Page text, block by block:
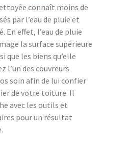
connaît moins de
par l’eau de pluie et
En effet, l’eau de pluie
la surface supérieure
que les biens qu’elle
l’un des couvreurs
soin afin de lui confier
de votre toiture. Il
avec les outils et
pour un résultat